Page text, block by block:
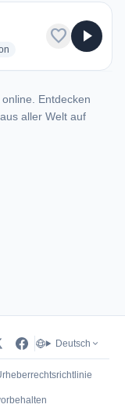
favorite play_arrow
Entdecken
aller Welt auf
Deutsch
neuem Tab)